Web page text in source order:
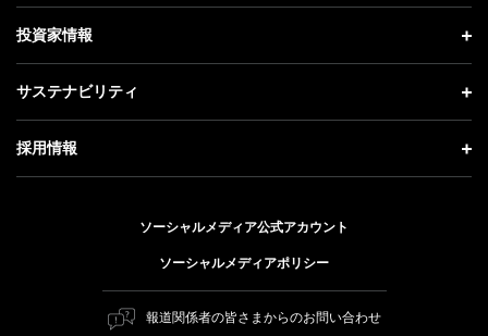
更新情報
記者説明会
社長メッセージ
事業紹介
ガバナンス
理念・ビジョン・戦略 トップ
成長戦略「Activate AI for Society」
人材戦略
投資家情報
投資家情報 トップ
経営方針
個人投資家の皆さまへ
株式と社債について
サステナビリティ
サステナビリティ トップ
トップメッセージ
ESG方針・体制
マテリアリティ（重要課題）
採用情報
障がい者採用
ソーシャルメディア公式アカウント
ソーシャルメディアポリシー
報道関係者の皆さまからのお問い合わせ